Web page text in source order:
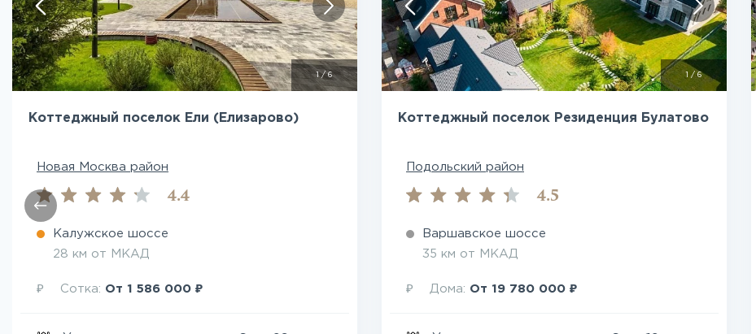
1/6
Коттеджный поселок Ели (Елизарово)
Новая Москва район
4.4
Калужское шоссе
28 км от МКАД
₽ Сотка: От 1 586 000 ₽
Посмотреть все фото
/6
Коттеджный поселок Резиденция Булатово
Подольский район
4.5
Варшавское шоссе
35 км от МКАД
₽ Дома: От 19 780 000 ₽
Посмотреть все фото